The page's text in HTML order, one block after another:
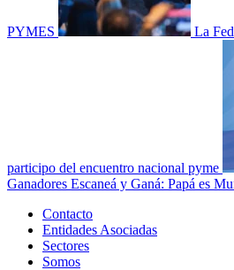
PYMES La
participo del encuentro nacional pyme
Ganadores Escaneá y Ganá: Papá es
Menú
principal
Contacto
Entidades Asociadas
Sectores
Somos